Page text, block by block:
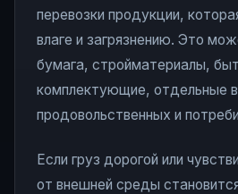
перевозки продукции,
влаге и загрязнению. Это
бумага, стройматериалы,
комплектующие, отдельные
продовольственных и
Если груз дорогой или
от внешней среды